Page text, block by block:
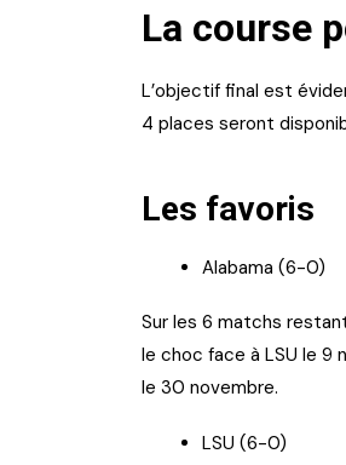
La course
L’objectif final est
4 places seront
Les favoris
Alabama (6-0)
Sur les 6 matchs
le choc face à LSU le 9
le 30 novembre.
LSU (6-0)